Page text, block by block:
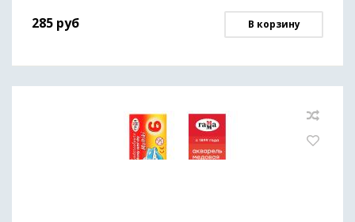
285 руб В корзину